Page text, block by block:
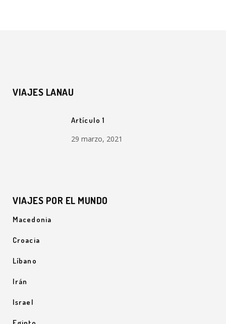
VIAJES LANAU
Artículo 1
29 marzo, 2021
VIAJES POR EL MUNDO
Macedonia
Croacia
Líbano
Irán
Israel